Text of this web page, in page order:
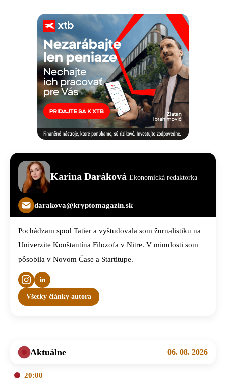
Karina Daráková Ekonomická redaktorka
darakova@kryptomagazin.sk
Pochádzam spod Tatier a vyštudovala som žurnalistiku na
Univerzite Konštantína Filozofa v Nitre. V minulosti som
pôsobila v Novom Čase a Startitupe.
Všetky články autora
Aktuálne 06. 08. 2026
20:00